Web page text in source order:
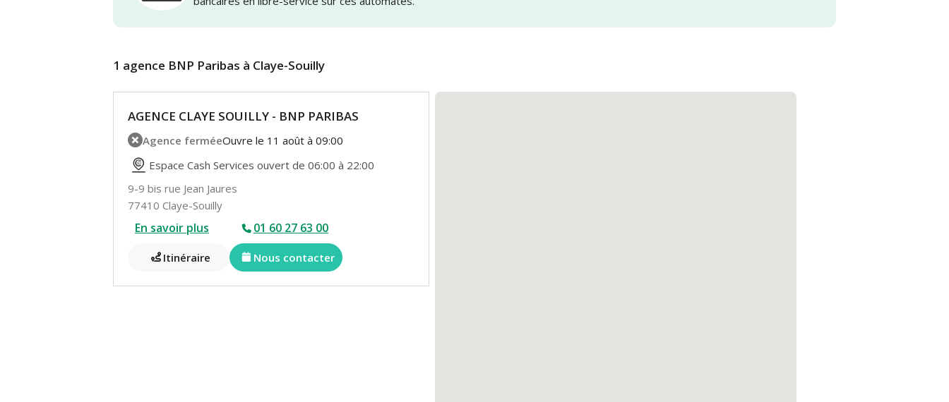
1 agence BNP Paribas à Claye-Souilly
AGENCE CLAYE SOUILLY - BNP PARIBAS
Agence ferméeOuvre le 11 août à 09:00
Espace Cash Services ouvert de 06:00 à 22:00
9-9 bis rue Jean Jaures
77410 Claye-Souilly
En savoir plus 01 60 27 63 00
Itinéraire Nous contacter